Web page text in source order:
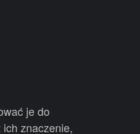
je do
znaczenie,